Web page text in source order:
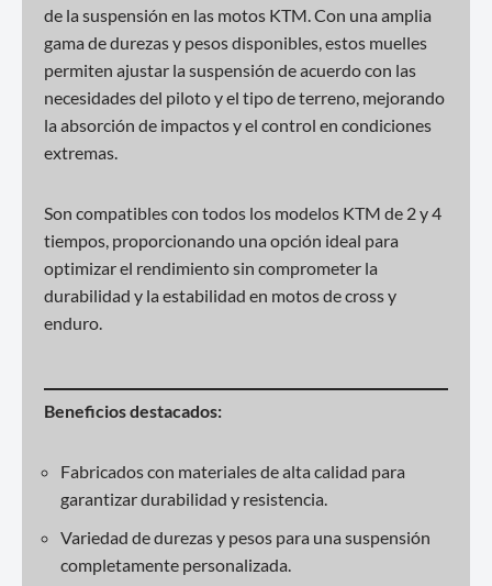
de la suspensión en las motos KTM. Con una amplia
gama de durezas y pesos disponibles, estos muelles
permiten ajustar la suspensión de acuerdo con las
necesidades del piloto y el tipo de terreno, mejorando
la absorción de impactos y el control en condiciones
extremas.
Son compatibles con todos los modelos KTM de 2 y 4
tiempos, proporcionando una opción ideal para
optimizar el rendimiento sin comprometer la
durabilidad y la estabilidad en motos de cross y
enduro.
Beneficios destacados:
Fabricados con materiales de alta calidad para
garantizar durabilidad y resistencia.
Variedad de durezas y pesos para una suspensión
completamente personalizada.